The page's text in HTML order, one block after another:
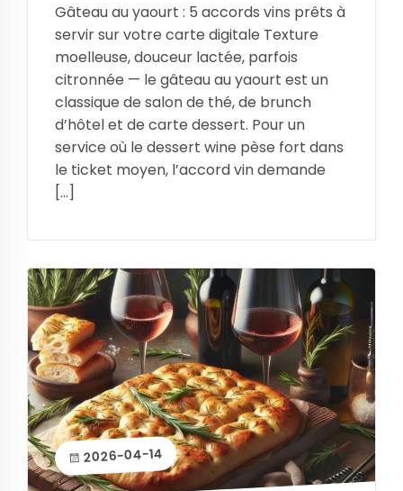
Gâteau au yaourt : 5 accords vins prêts à
servir sur votre carte digitale Texture
moelleuse, douceur lactée, parfois
citronnée — le gâteau au yaourt est un
classique de salon de thé, de brunch
d’hôtel et de carte dessert. Pour un
service où le dessert wine pèse fort dans
le ticket moyen, l’accord vin demande
[…]
2026-04-14